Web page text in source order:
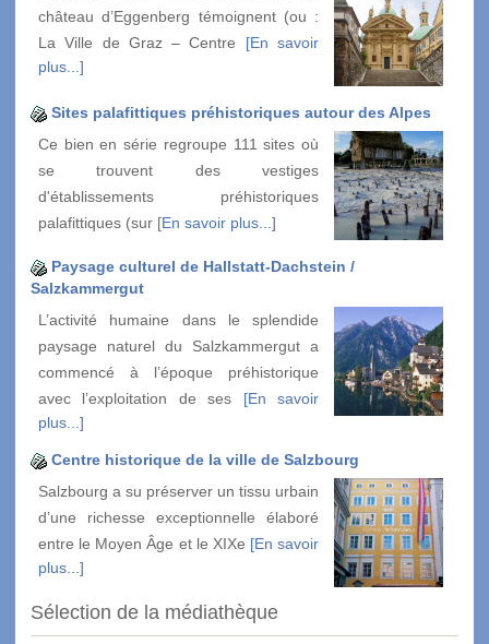
château d’Eggenberg témoignent (ou :
La Ville de Graz – Centre [En savoir
plus...]
Sites palafittiques préhistoriques autour des Alpes
Ce bien en série regroupe 111 sites où
se trouvent des vestiges
d'établissements préhistoriques
palafittiques (sur [En savoir plus...]
Paysage culturel de Hallstatt-Dachstein /
Salzkammergut
L’activité humaine dans le splendide
paysage naturel du Salzkammergut a
commencé à l’époque préhistorique
avec l’exploitation de ses [En savoir
plus...]
Centre historique de la ville de Salzbourg
Salzbourg a su préserver un tissu urbain
d’une richesse exceptionnelle élaboré
entre le Moyen Âge et le XIXe [En savoir
plus...]
Sélection de la médiathèque